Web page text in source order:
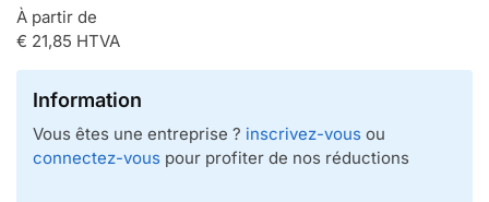
À partir de
€ 21,85 HTVA
Information
Vous êtes une entreprise ? inscrivez-vous ou
connectez-vous pour profiter de nos réductions